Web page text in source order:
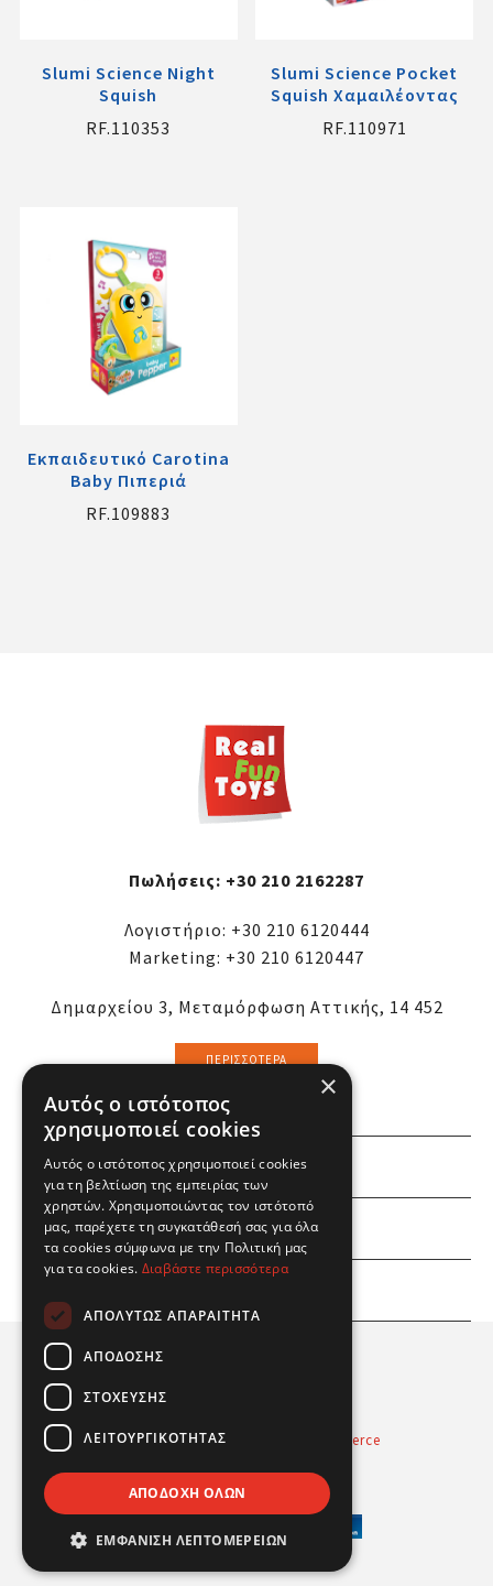
Slumi Science Night
Squish
RF.110353
Slumi Science Pocket
Squish Χαμαιλέοντας
RF.110971
Εκπαιδευτικό Carotina
Baby Πιπεριά
RF.109883
Πωλήσεις: +30 210 2162287
Λογιστήριο: +30 210 6120444
Marketing: +30 210 6120447
Δημαρχείου 3, Μεταμόρφωση Αττικής, 14 452
ΠΕΡΙΣΣΌΤΕΡΑ
ΕΜΕΙΣ
ΕΣΕΙΣ
Powered byRadicode
nopCommerce
×
Αυτός ο ιστότοπος
χρησιμοποιεί cookies
Αυτός ο ιστότοπος χρησιμοποιεί cookies
για τη βελτίωση της εμπειρίας των
χρηστών. Χρησιμοποιώντας τον ιστότοπό
μας, παρέχετε τη συγκατάθεσή σας για όλα
τα cookies σύμφωνα με την Πολιτική μας
για τα cookies. Διαβάστε περισσότερα
ΑΠΟΛΎΤΩΣ ΑΠΑΡΑΊΤΗΤΑ
ΑΠΌΔΟΣΗΣ
ΣΤΌΧΕΥΣΗΣ
ΛΕΙΤΟΥΡΓΙΚΌΤΗΤΑΣ
ΑΠΟΔΟΧΉ ΌΛΩΝ
ΕΜΦΆΝΙΣΗ ΛΕΠΤΟΜΕΡΕΙΏΝ